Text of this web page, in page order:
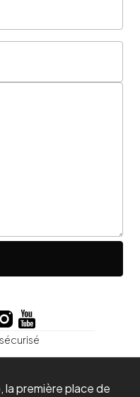
la première place de